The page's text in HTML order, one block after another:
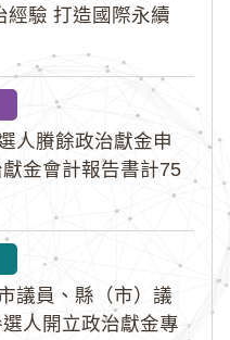
經驗 打造國際永續
人賸餘政治獻金申
金會計報告書計75
議員、縣（市）議
人開立政治獻金專